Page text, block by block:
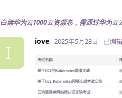
白嫖华为云1000云资源卷，需通过华为云
I
iove 2025年5月28日 已编